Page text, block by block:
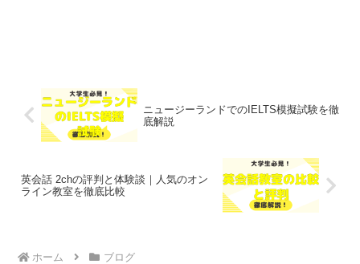
ニュージーランドでのIELTS模擬試験を徹
底解説
英会話 2chの評判と体験談｜人気のオン
ライン教室を徹底比較
ホーム ブログ